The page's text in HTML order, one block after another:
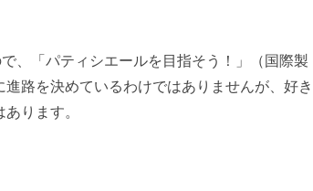
、「パティシエールを目指そう！」（国際製
路を決めているわけではありませんが、好き
ります。